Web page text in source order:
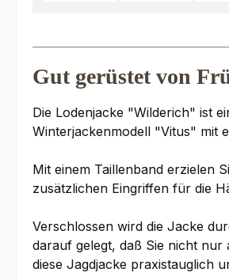
Gut gerüstet von
Die Lodenjacke "Wilderich" ist
Winterjackenmodell "Vitus" mit
Mit einem Taillenband erzielen
zusätzlichen Eingriffen für die
Verschlossen wird die Jacke
darauf gelegt, daß Sie nicht nur
diese Jagdjacke praxistauglich